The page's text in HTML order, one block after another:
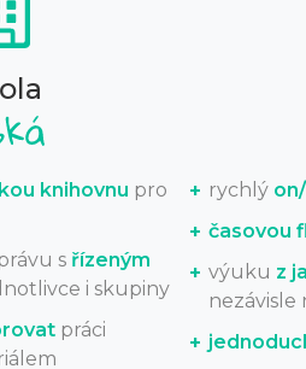
knihovnu pro
s řízeným
i skupiny
práci
rychlý
časovou
výuku z
nezávisle